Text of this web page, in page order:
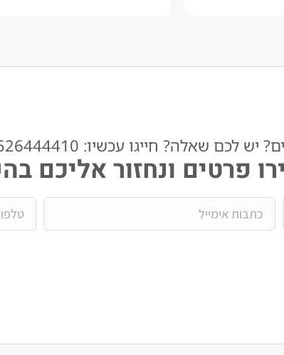
לכם שאלה? חייגו עכשיו: 0526444410​
פרטים ונחזור אליכם